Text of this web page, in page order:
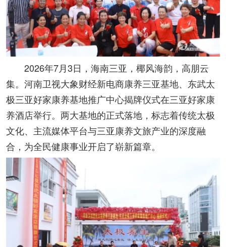
2026年7月3日，海南三亚，椰风海韵，高朋云
集。河南卫视大象财经新电商康养三亚基地、东武太
极三亚好家康养基地推广中心揭牌仪式在三亚好家康
养酒店举行。两大基地的正式落地，标志着传统太极
文化、主流媒体平台与三亚康养文旅产业的深度融
合，为全民健康事业开启了崭新篇章。